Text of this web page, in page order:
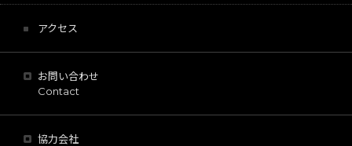
アクセス
お問い合わせ
Contact
協力会社